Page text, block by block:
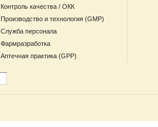
Контроль качества / ОКК
Производство и технология (GMP)
Служба персонала
Фармразработка
Аптечная практика (GPP)